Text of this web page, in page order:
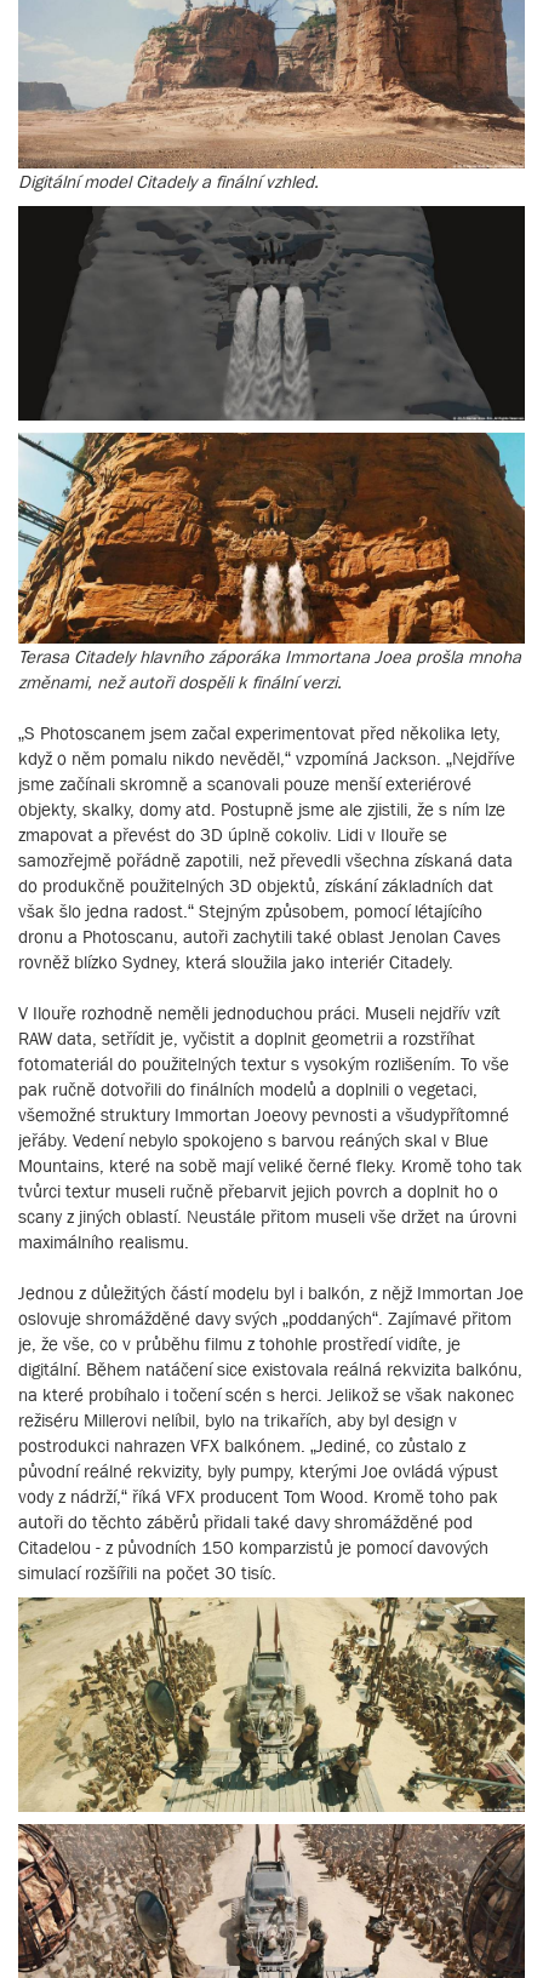
Digitální model Citadely a finální vzhled.
Terasa Citadely hlavního záporáka Immortana Joea prošla mnoha
změnami, než autoři dospěli k finální verzi.
„S Photoscanem jsem začal experimentovat před několika lety,
když o něm pomalu nikdo nevěděl,“ vzpomíná Jackson. „Nejdříve
jsme začínali skromně a scanovali pouze menší exteriérové
objekty, skalky, domy atd. Postupně jsme ale zjistili, že s ním lze
zmapovat a převést do 3D úplně cokoliv. Lidi v Ilouře se
samozřejmě pořádně zapotili, než převedli všechna získaná data
do produkčně použitelných 3D objektů, získání základních dat
však šlo jedna radost.“ Stejným způsobem, pomocí létajícího
dronu a Photoscanu, autoři zachytili také oblast Jenolan Caves
rovněž blízko Sydney, která sloužila jako interiér Citadely.
V Ilouře rozhodně neměli jednoduchou práci. Museli nejdřív vzít
RAW data, setřídit je, vyčistit a doplnit geometrii a rozstříhat
fotomateriál do použitelných textur s vysokým rozlišením. To vše
pak ručně dotvořili do finálních modelů a doplnili o vegetaci,
všemožné struktury Immortan Joeovy pevnosti a všudypřítomné
jeřáby. Vedení nebylo spokojeno s barvou reáných skal v Blue
Mountains, které na sobě mají veliké černé fleky. Kromě toho tak
tvůrci textur museli ručně přebarvit jejich povrch a doplnit ho o
scany z jiných oblastí. Neustále přitom museli vše držet na úrovni
maximálního realismu.
Jednou z důležitých částí modelu byl i balkón, z nějž Immortan Joe
oslovuje shromážděné davy svých „poddaných“. Zajímavé přitom
je, že vše, co v průběhu filmu z tohohle prostředí vidíte, je
digitální. Během natáčení sice existovala reálná rekvizita balkónu,
na které probíhalo i točení scén s herci. Jelikož se však nakonec
režiséru Millerovi nelíbil, bylo na trikařích, aby byl design v
postrodukci nahrazen VFX balkónem. „Jediné, co zůstalo z
původní reálné rekvizity, byly pumpy, kterými Joe ovládá výpust
vody z nádrží,“ říká VFX producent Tom Wood. Kromě toho pak
autoři do těchto záběrů přidali také davy shromážděné pod
Citadelou - z původních 150 komparzistů je pomocí davových
simulací rozšířili na počet 30 tisíc.